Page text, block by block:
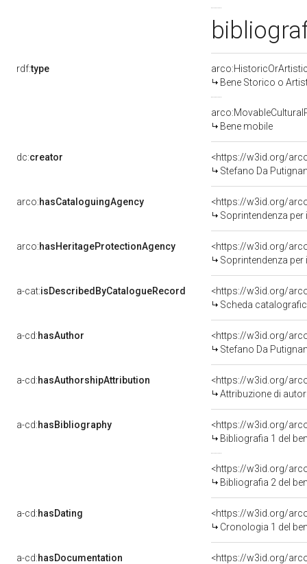
rdf:type
Bene Storico o
Bene mobile
dc:creator
<https://w3id.org/
Stefano Da
arco:hasCataloguingAgency
<https://w3id.org/
Soprintendenza
arco:hasHeritageProtectionAgency
<https://w3id.org/
Soprintendenza
a-cat:isDescribedByCatalogueRecord
<https://w3id.org/
Scheda
a-cd:hasAuthor
<https://w3id.org/
Stefano Da
a-cd:hasAuthorshipAttribution
<https://w3id.org/
Attribuzione di
a-cd:hasBibliography
<https://w3id.org/
Bibliografia 1 del
<https://w3id.org/
Bibliografia 2 del
a-cd:hasDating
<https://w3id.org/
Cronologia 1 del
a-cd:hasDocumentation